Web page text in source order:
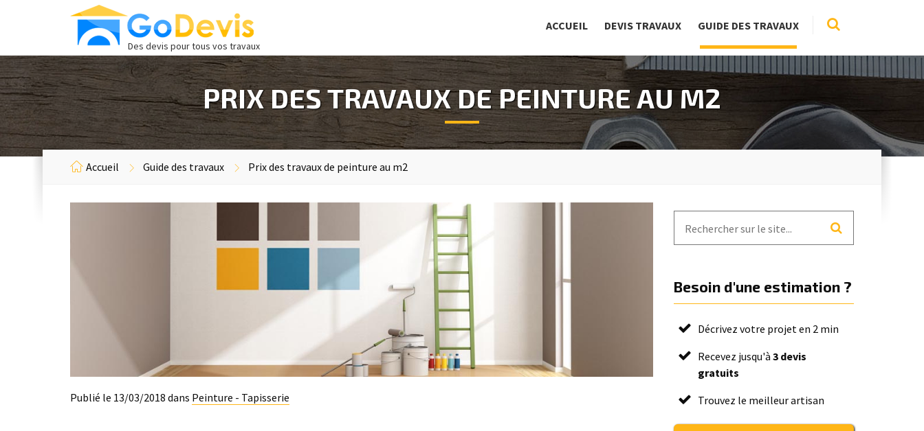
Des devis pour tous vos travaux
ACCUEIL DEVIS TRAVAUX GUIDE DES TRAVAUX
PRIX DES TRAVAUX DE PEINTURE AU M2
Accueil Guide des travaux Prix des travaux de peinture au m2
Publié le 13/03/2018 dans Peinture - Tapisserie
Besoin d'une estimation ?
Décrivez votre projet en 2 min
Recevez jusqu'à 3 devis
gratuits
Trouvez le meilleur artisan